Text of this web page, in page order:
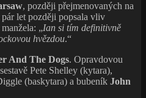
, později přejmenovaných na
let později popsala vliv
„Ian si tím definitivně
hvězdou.“
And The Dogs. Opravdovou
Pete Shelley (kytara),
(baskytara) a bubeník John